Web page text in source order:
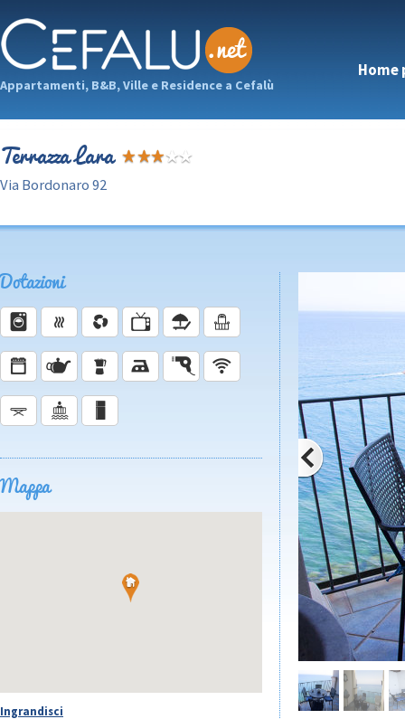
Appartamenti, B&B, Ville e Residence a Cefalù
Home
Terrazza Lara
Via Bordonaro 92
Dotazioni
Mappa
Ingrandisci